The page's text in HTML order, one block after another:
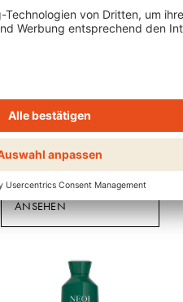
Boucleme
SCALP EXFOLIATING
SHAMPOO
ANSEHEN